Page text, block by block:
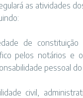
as atividades
de
pelos notários e
pessoal
civil,